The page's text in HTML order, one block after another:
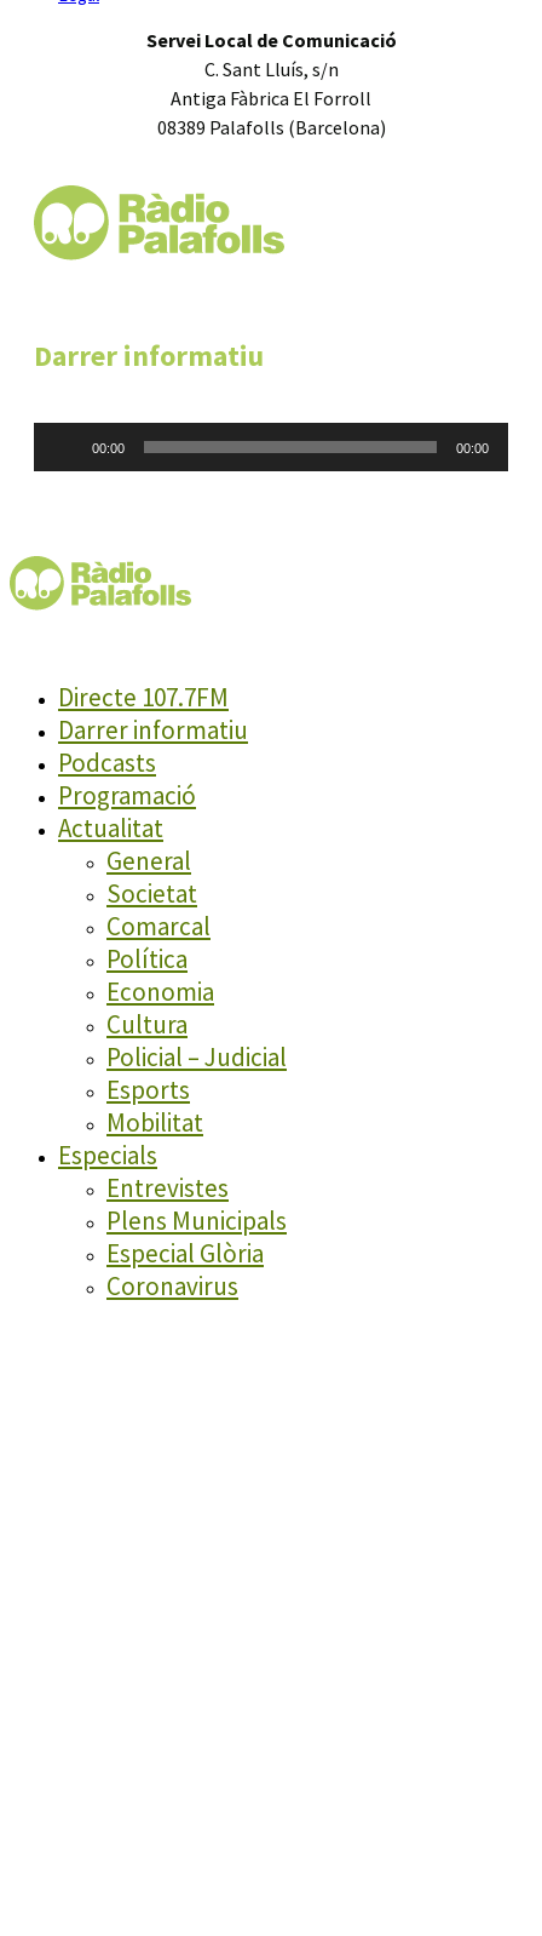
Servei Local de Comunicació
C. Sant Lluís, s/n
Antiga Fàbrica El Forroll
08389 Palafolls (Barcelona)
Darrer informatiu
00:00 00:00
Directe 107.7FM
Darrer informatiu
Podcasts
Programació
Actualitat
General
Societat
Comarcal
Política
Economia
Cultura
Policial – Judicial
Esports
Mobilitat
Especials
Entrevistes
Plens Municipals
Especial Glòria
Coronavirus